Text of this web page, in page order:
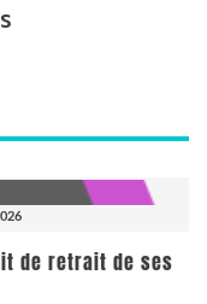
de retrait de ses